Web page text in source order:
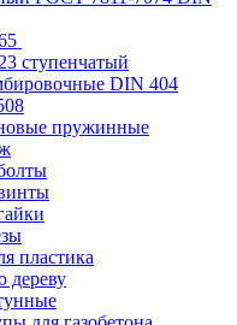
ступенчатый
DIN 404
пружинные
пластика
дереву